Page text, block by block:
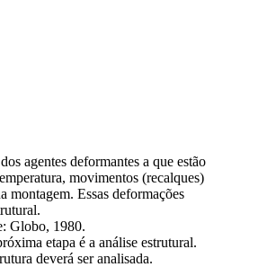
agentes deformantes a que estão
movimentos (recalques)
montagem. Essas deformações
Globo, 1980.
etapa é a análise estrutural.
deverá ser analisada.